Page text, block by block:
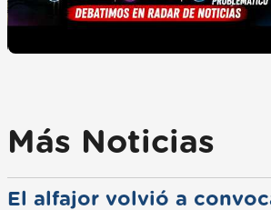
Más Noticias
El alfajor volvió a